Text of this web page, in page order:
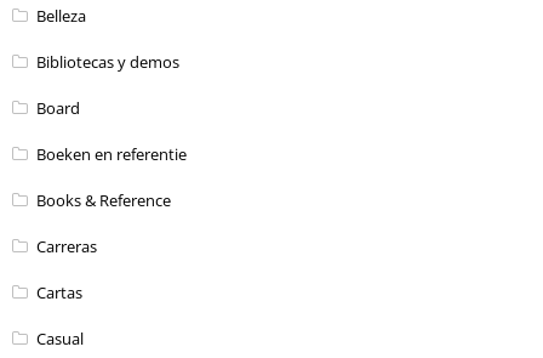
Belleza
Bibliotecas y demos
Board
Boeken en referentie
Books & Reference
Carreras
Cartas
Casual